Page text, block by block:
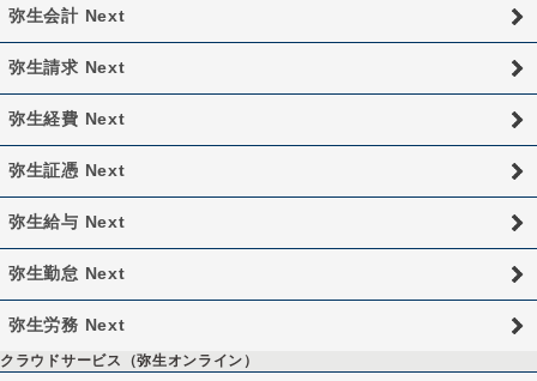
弥生会計 Next
弥生請求 Next
弥生経費 Next
弥生証憑 Next
弥生給与 Next
弥生勤怠 Next
弥生労務 Next
クラウドサービス（弥生オンライン）